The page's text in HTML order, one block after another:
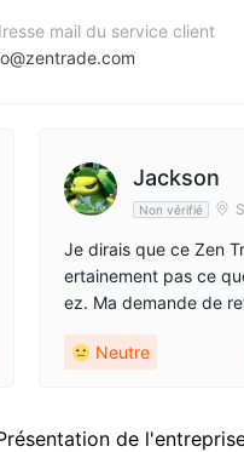
mail du service client
de l'entrepriseJackson
Non vérifié
Je dirais que ce Zen
ertainement pas ce
ez. Ma demande de
n'a pas encore été
Neutre
de